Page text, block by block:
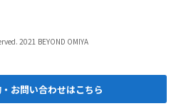
お問い合わせはこちら
2021 BEYOND OMIYA